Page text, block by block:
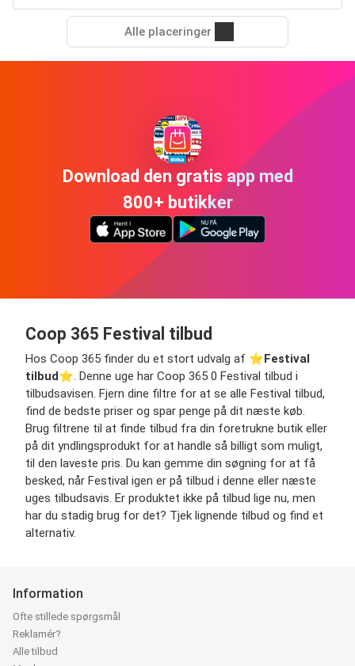
Alle placeringer
Download den gratis app med
800+ butikker
Coop 365 Festival tilbud
Hos Coop 365 finder du et stort udvalg af ⭐️Festival
tilbud⭐️. Denne uge har Coop 365 0 Festival tilbud i
tilbudsavisen. Fjern dine filtre for at se alle Festival tilbud,
find de bedste priser og spar penge på dit næste køb.
Brug filtrene til at finde tilbud fra din foretrukne butik eller
på dit yndlingsprodukt for at handle så billigt som muligt,
til den laveste pris. Du kan gemme din søgning for at få
besked, når Festival igen er på tilbud i denne eller næste
uges tilbudsavis. Er produktet ikke på tilbud lige nu, men
har du stadig brug for det? Tjek lignende tilbud og find et
alternativ.
Information
Ofte stillede spørgsmål
Reklamér?
Alle tilbud